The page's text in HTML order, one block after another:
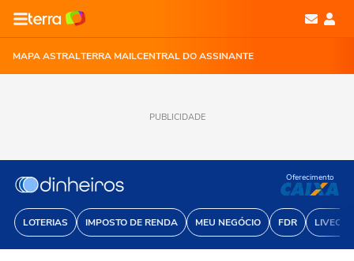
MAPA ASTRALTERRA MAILCENTRAL DO ASSINANTE
PUBLICIDADE
LOTERIAS IMPOSTO DE RENDA MEU NEGÓCIO FDR
Oferecimento